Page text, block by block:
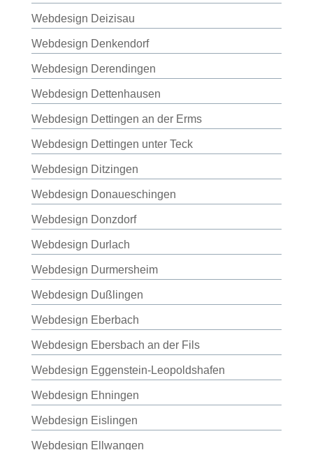
Webdesign Deizisau
Webdesign Denkendorf
Webdesign Derendingen
Webdesign Dettenhausen
Webdesign Dettingen an der Erms
Webdesign Dettingen unter Teck
Webdesign Ditzingen
Webdesign Donaueschingen
Webdesign Donzdorf
Webdesign Durlach
Webdesign Durmersheim
Webdesign Dußlingen
Webdesign Eberbach
Webdesign Ebersbach an der Fils
Webdesign Eggenstein-Leopoldshafen
Webdesign Ehningen
Webdesign Eislingen
Webdesign Ellwangen